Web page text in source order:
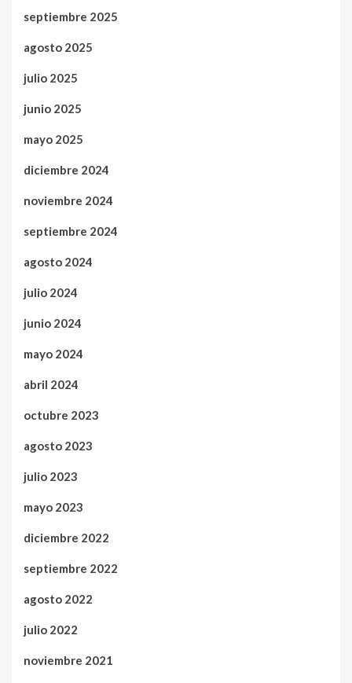
septiembre 2025
agosto 2025
julio 2025
junio 2025
mayo 2025
diciembre 2024
noviembre 2024
septiembre 2024
agosto 2024
julio 2024
junio 2024
mayo 2024
abril 2024
octubre 2023
agosto 2023
julio 2023
mayo 2023
diciembre 2022
septiembre 2022
agosto 2022
julio 2022
noviembre 2021